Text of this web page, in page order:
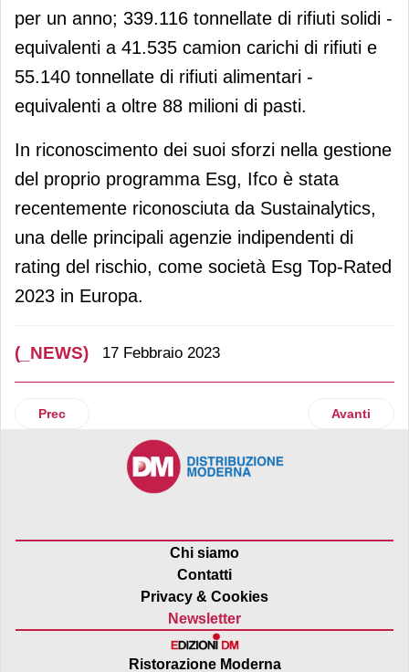
per un anno; 339.116 tonnellate di rifiuti solidi -
equivalenti a 41.535 camion carichi di rifiuti e
55.140 tonnellate di rifiuti alimentari -
equivalenti a oltre 88 milioni di pasti.
In riconoscimento dei suoi sforzi nella gestione
del proprio programma Esg, Ifco è stata
recentemente riconosciuta da Sustainalytics,
una delle principali agenzie indipendenti di
rating del rischio, come società Esg Top-Rated
2023 in Europa.
(_NEWS) 17 Febbraio 2023
Articolo precedente: Muffin e i Muffin Choco Schär: nuova
Prec Articolo
Avanti
Chi siamo
Contatti
Privacy & Cookies
Newsletter
Ristorazione Moderna